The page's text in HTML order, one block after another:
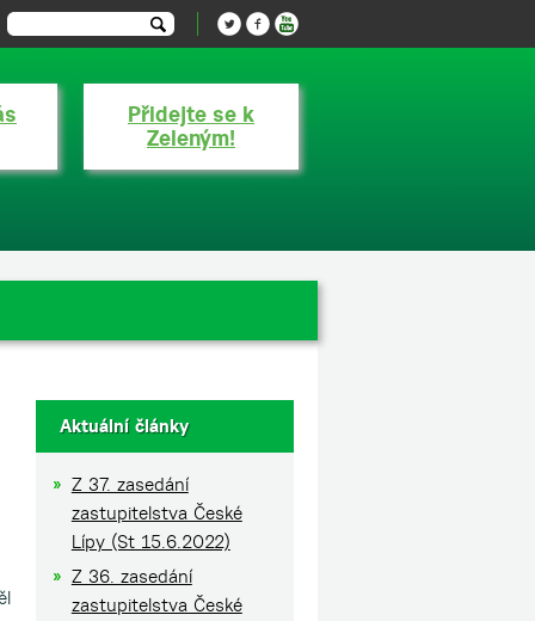
Přidejte se k
Zeleným!
Aktuální články
Z 37. zasedání
zastupitelstva České
Lípy (St 15.6.2022)
Z 36. zasedání
zastupitelstva České